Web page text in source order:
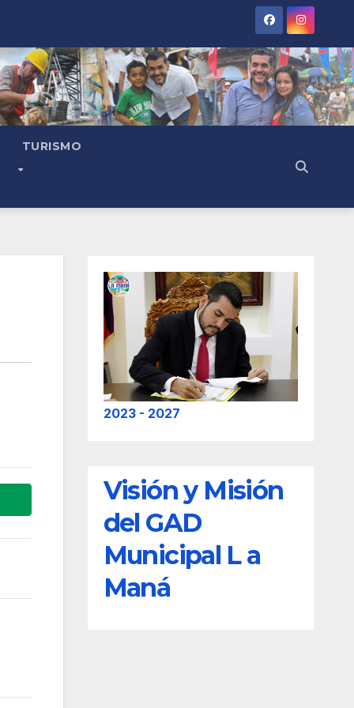
TURISMO
2023 - 2027
Visión y Misión
del GAD
Municipal L a
Maná